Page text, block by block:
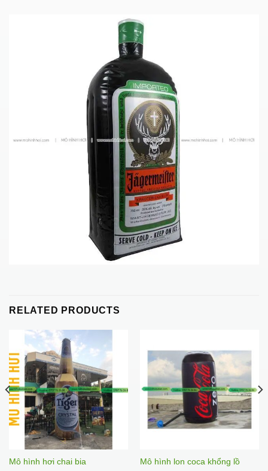
RELATED PRODUCTS
Mô hình hơi chai bia Mô hình lon coca khổng lồ